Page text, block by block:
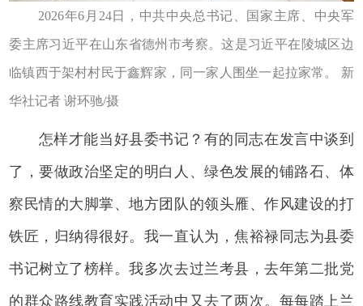
2026年6月24日，中共中央总书记、国家主席、中央军
委主席习近平在山东省德州市考察。这是习近平在陵城区边
临镇西于架村村民于鑫辉家，同一家人围坐一起拉家常。 新
华社记者 谢环驰/摄
怎样才能当好县委书记？有的同志在发言中谈到
了，要做政治坚定的明白人、绿色发展的铺路石、体
察民情的大脚掌、地方团队的领头雁、作风建设的打
铁匠，归纳得很好。我一直认为，焦裕禄同志为县委
书记树立了榜样。我多次去过兰考县，去年第二批党
的群众路线教育实践活动中又去了两次。每每踏上兰